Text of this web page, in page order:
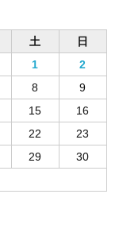
土
日
1
2
8
9
15
16
22
23
29
30